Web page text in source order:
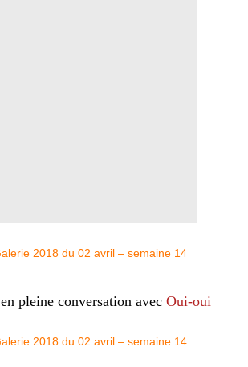
en pleine conversation avec Oui-oui